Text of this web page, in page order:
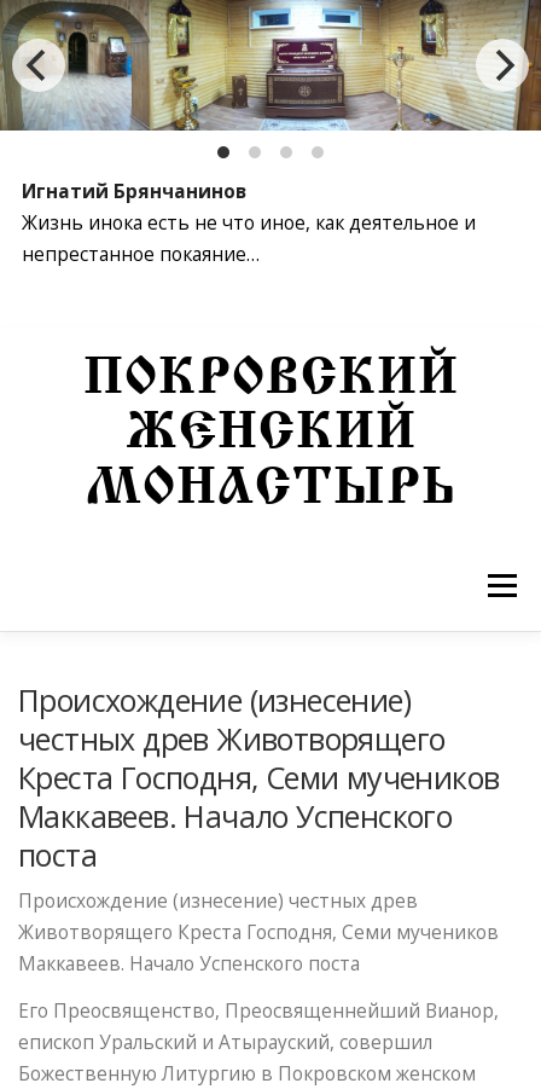
Игнатий Брянчанинов
Жизнь инока есть не что иное, как деятельное и
непрестанное покаяние…
ПОКРОВСКИЙ
ЖЕНСКИЙ
МОНАСТЫРЬ
Меню
РАСПИСАНИЕ БОГОСЛУЖЕНИЙ ОБЪЯВЛЕНИЯ
ГАЛЕРЕИ ЦЕРКОВНАЯ ЛАВКА
Происхождение (изнесение)
честных древ Животворящего
Креста Господня, Семи мучеников
Маккавеев. Начало Успенского
поста
Происхождение (изнесение) честных древ
Животворящего Креста Господня, Семи мучеников
Маккавеев. Начало Успенского поста
Его Преосвященство, Преосвященнейший Вианор,
епископ Уральский и Атырауский, совершил
Божественную Литургию в Покровском женском